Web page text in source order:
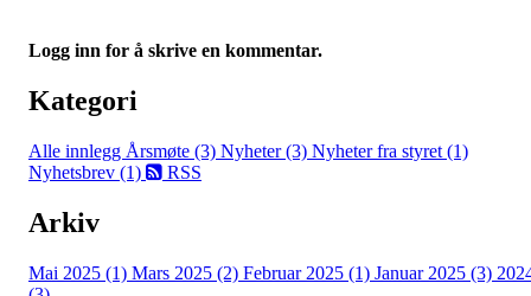
Logg inn for å skrive en kommentar.
Kategori
Alle innlegg Årsmøte (3) Nyheter (3) Nyheter fra styret (1)
Nyhetsbrev (1)
RSS
Arkiv
Mai 2025 (1) Mars 2025 (2) Februar 2025 (1) Januar 2025 (3)